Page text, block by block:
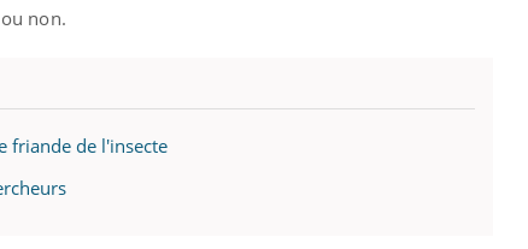
non.
friande de l'insecte